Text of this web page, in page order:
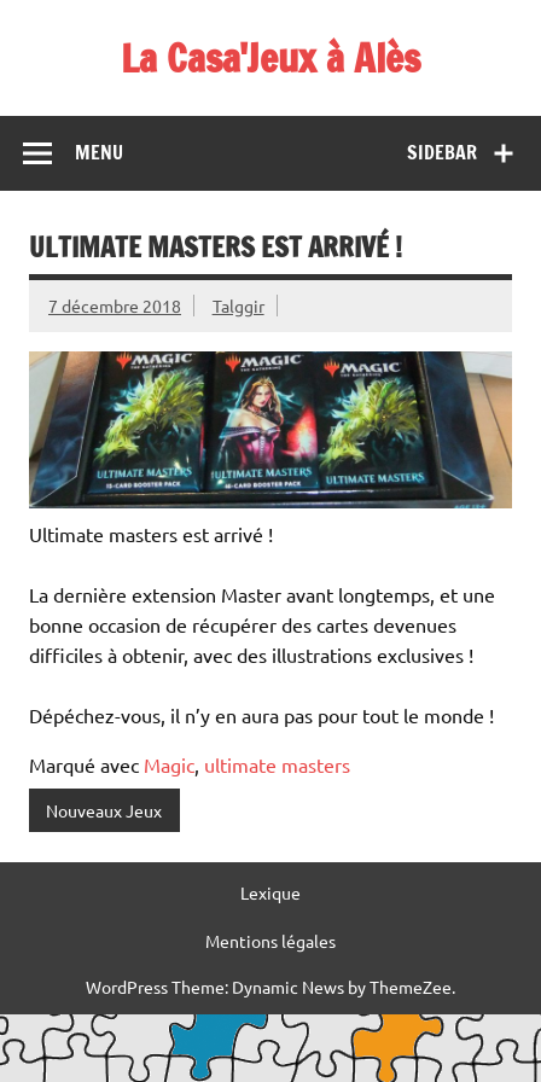
La Casa'Jeux à Alès
démos et de tournois
SIDEBAR
MENU
ULTIMATE MASTERS EST ARRIVÉ !
7 décembre 2018 Talggir
Ultimate masters est arrivé !
La dernière extension Master avant longtemps, et une
bonne occasion de récupérer des cartes devenues
difficiles à obtenir, avec des illustrations exclusives !
Dépéchez-vous, il n’y en aura pas pour tout le monde !
Marqué avec Magic, ultimate masters
Nouveaux Jeux
Lexique
Mentions légales
WordPress Theme: Dynamic News by ThemeZee.